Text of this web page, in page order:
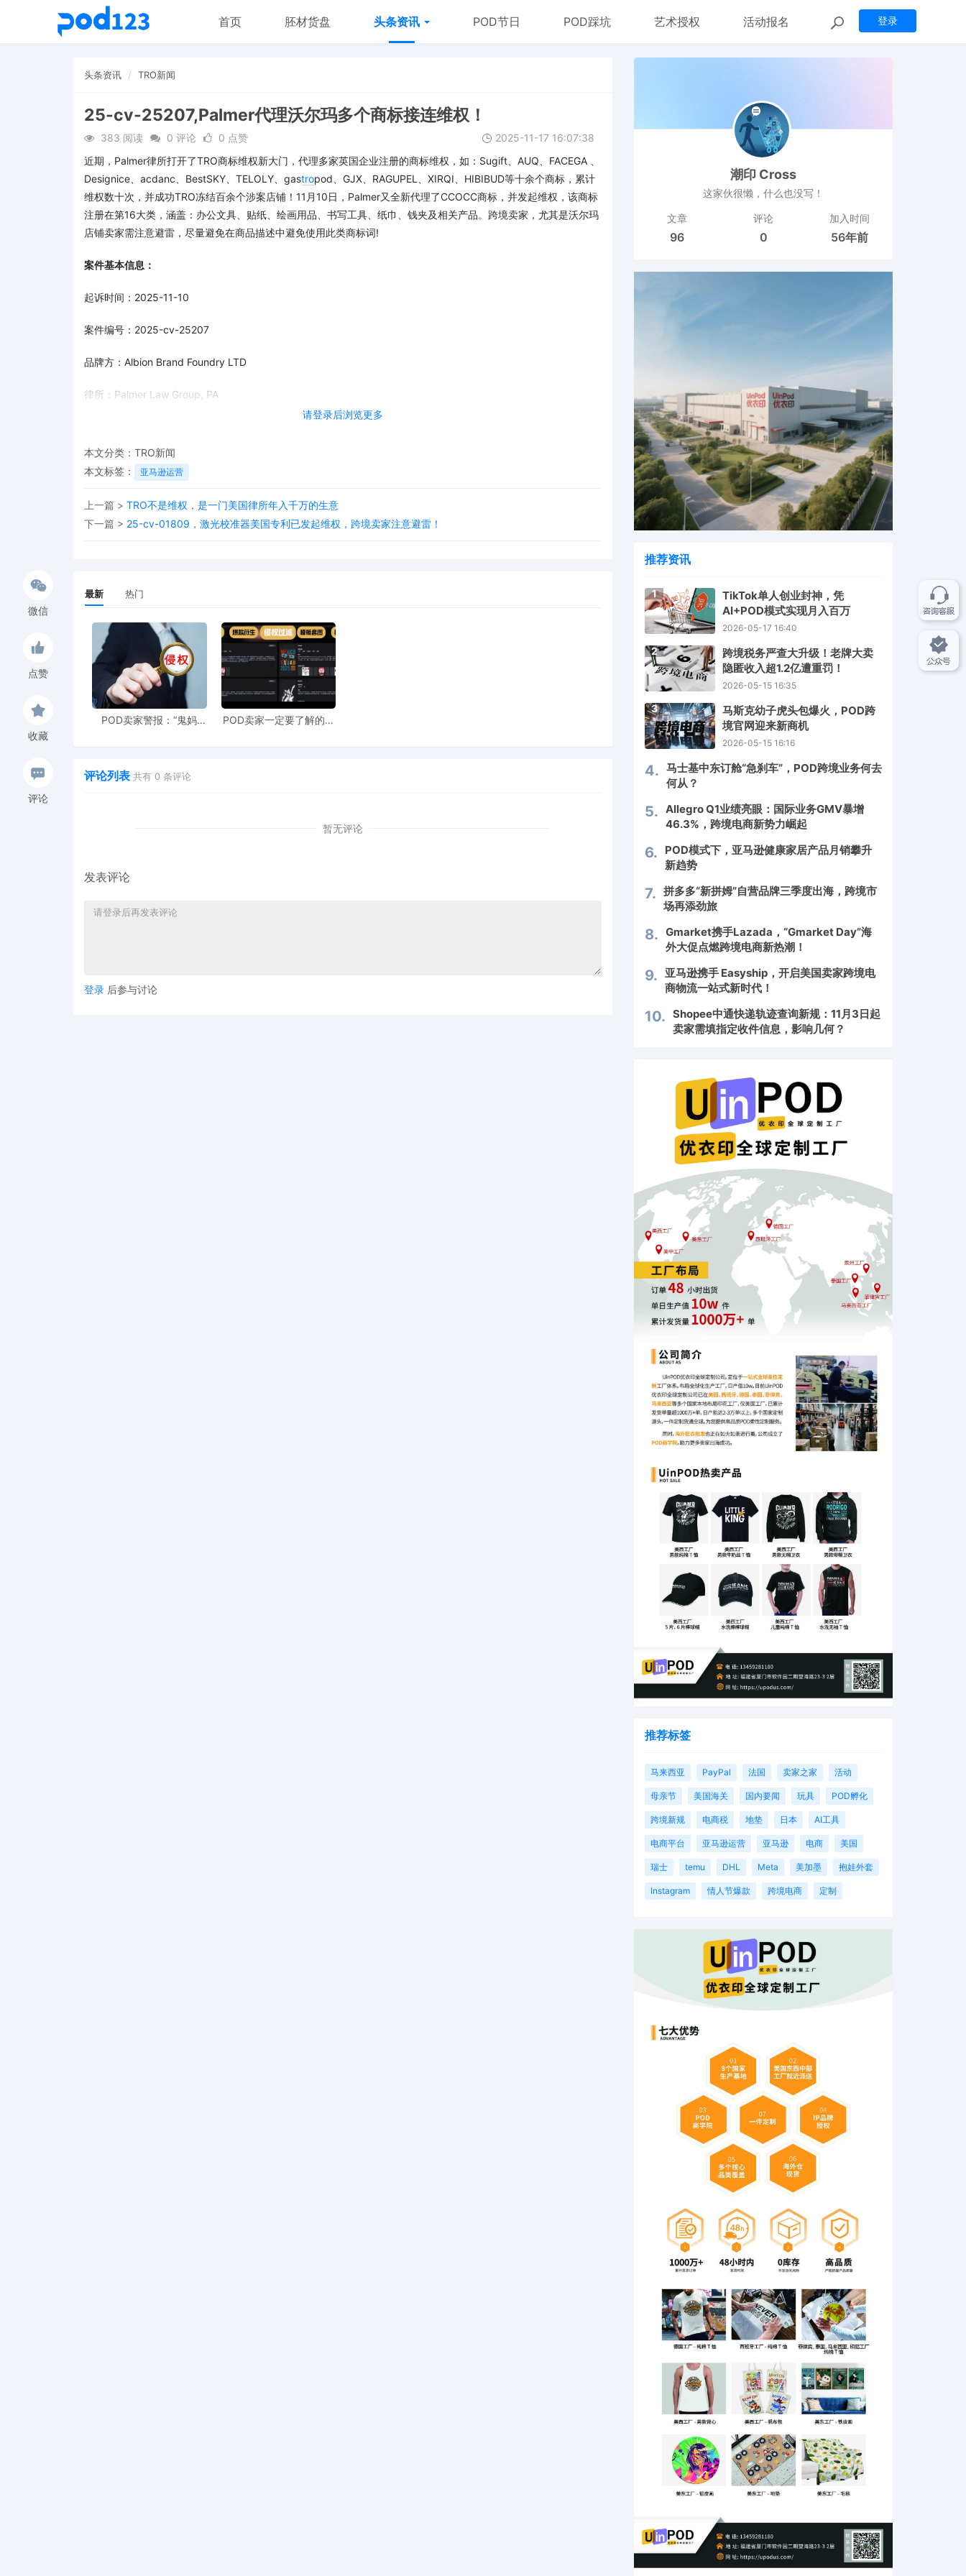
登录
首页 胚材货盘 头条资讯 POD节日 POD踩坑 艺术授权 活动报名
头条资讯 TRO新闻
25-cv-25207,Palmer代理沃尔玛多个商标接连维权！
383 阅读 0 评论 0 点赞 2025-11-17 16:07:38
请登录后浏览更多
近期，Palmer律所打开了TRO商标维权新大门，代理多家英国企业注册的商标维权，如：Sugift、AUQ、FACEGA 、
Designice、acdanc、BestSKY、TELOLY、gastropod、GJX、RAGUPEL、XIRQI、HIBIBUD等十余个商标，累计
维权数十次，并成功TRO冻结百余个涉案店铺！11月10日，Palmer又全新代理了CCOCC商标，并发起维权，该商标
注册在第16大类，涵盖：办公文具、贴纸、绘画用品、书写工具、纸巾、钱夹及相关产品。跨境卖家，尤其是沃尔玛
店铺卖家需注意避雷，尽量避免在商品描述中避免使用此类商标词!
案件基本信息：
起诉时间：2025-11-10
案件编号：2025-cv-25207
品牌方：Albion Brand Foundry LTD
律所：Palmer Law Group, PA
Albion Brand Foundry LTD 是一家在英国注册的公司，主要从事报纸和文具零售、纺织品批发以及从事纺织品、服
装、毛皮、鞋类和皮革制品销售的代理业务等。其产品线丰富，为保护知识产权并注册了CCOCC、BestSKY、
均不可随意使用。
微信
点赞
收藏
评论
本文分类： TRO新闻
本文标签：
亚马逊运营
上一篇 > TRO不是维权，是一门美国律所年入千万的生意
下一篇 > 25-cv-01809，激光校准器美国专利已发起维权，跨境卖家注意避雷！
最新 热门
POD卖家警报：“鬼妈
POD卖家一定要了解的AI
评论列表 共有 0 条评论
暂无评论
发表评论
登录 后参与讨论
潮印 Cross
这家伙很懒，什么也没写！
文章
96
评论
0
加入时间
56年前
推荐资讯
1
TikTok单人创业封神，凭
AI+POD模式实现月入百万
2026-05-17 16:40
2
跨境税务严查大升级！老牌大卖
隐匿收入超1.2亿遭重罚！
2026-05-15 16:35
3
马斯克幼子虎头包爆火，POD跨
境官网迎来新商机
2026-05-15 16:16
4. 马士基中东订舱“急刹车”，POD跨境业务何去
何从？
5. Allegro Q1业绩亮眼：国际业务GMV暴增
46.3%，跨境电商新势力崛起
6.
POD模式下，亚马逊健康家居产品月销攀升
新趋势
7. 拼多多“新拼姆”自营品牌三季度出海，跨境市
场再添劲旅
8. Gmarket携手Lazada，“Gmarket Day”海
外大促点燃跨境电商新热潮！
9. 亚马逊携手 Easyship，开启美国卖家跨境电
商物流一站式新时代！
10. Shopee中通快递轨迹查询新规：11月3日起
卖家需填指定收件信息，影响几何？
推荐标签
马来西亚 PayPal 法国 卖家之家 活动
母亲节 美国海关 国内要闻 玩具 POD孵化
跨境新规 电商税 地垫 日本 AI工具
电商平台 亚马逊运营 亚马逊 电商 美国
瑞士 temu DHL Meta 美加墨 抱娃外套
Instagram 情人节爆款 跨境电商 定制